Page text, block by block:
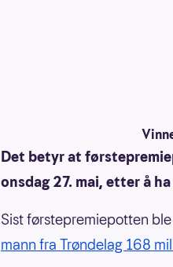
Det betyr at
onsdag 27. mai, etter å
Sist førstepremiepotten
mann fra Trøndelag 168